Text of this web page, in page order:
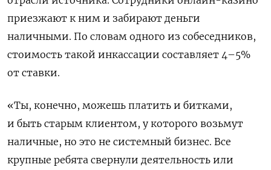
приезжают к ним и забирают деньги
наличными. По словам одного из собеседников,
стоимость такой инкассации составляет 4–5%
от ставки.
«Ты, конечно, можешь платить и битками,
и быть старым клиентом, у которого возьмут
наличные, но это не системный бизнес. Все
крупные ребята свернули деятельность или